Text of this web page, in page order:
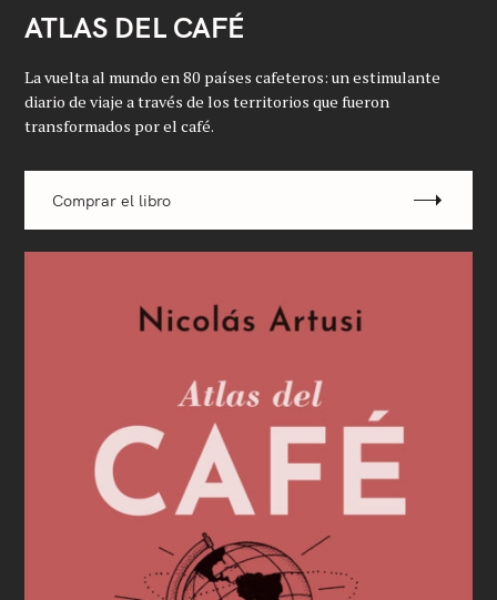
ATLAS DEL CAFÉ
La vuelta al mundo en 80 países cafeteros: un estimulante
diario de viaje a través de los territorios que fueron
transformados por el café.
Comprar el libro